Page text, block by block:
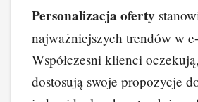
Personalizacja oferty
najważniejszych trendów w
Współczesni klienci
dostosują swoje propozycje